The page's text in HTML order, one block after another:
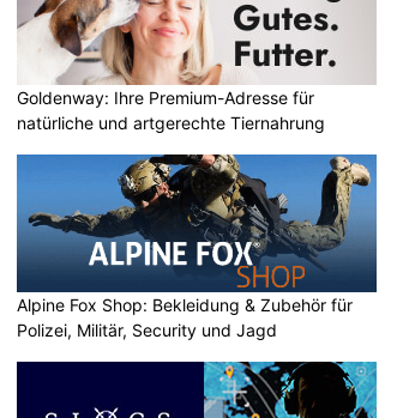
Goldenway: Ihre Premium-Adresse für
natürliche und artgerechte Tiernahrung
Alpine Fox Shop: Bekleidung & Zubehör für
Polizei, Militär, Security und Jagd